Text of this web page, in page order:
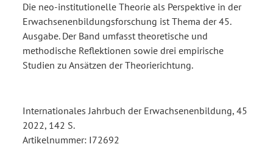
Die neo-institutionelle Theorie als Perspektive in der
Erwachsenenbildungsforschung ist Thema der 45.
Ausgabe. Der Band umfasst theoretische und
methodische Reflektionen sowie drei empirische
Studien zu Ansätzen der Theorierichtung.
Internationales Jahrbuch der Erwachsenenbildung, 45
2022, 142 S.
Artikelnummer: I72692